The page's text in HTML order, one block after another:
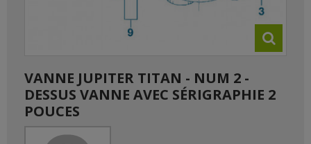
VANNE JUPITER TITAN - NUM 2 -
DESSUS VANNE AVEC SÉRIGRAPHIE 2
POUCES